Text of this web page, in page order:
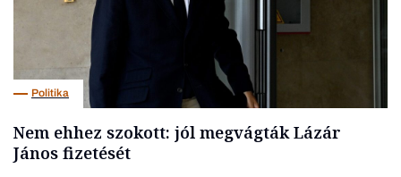
Politika
Nem ehhez szokott: jól megvágták Lázár
János fizetését